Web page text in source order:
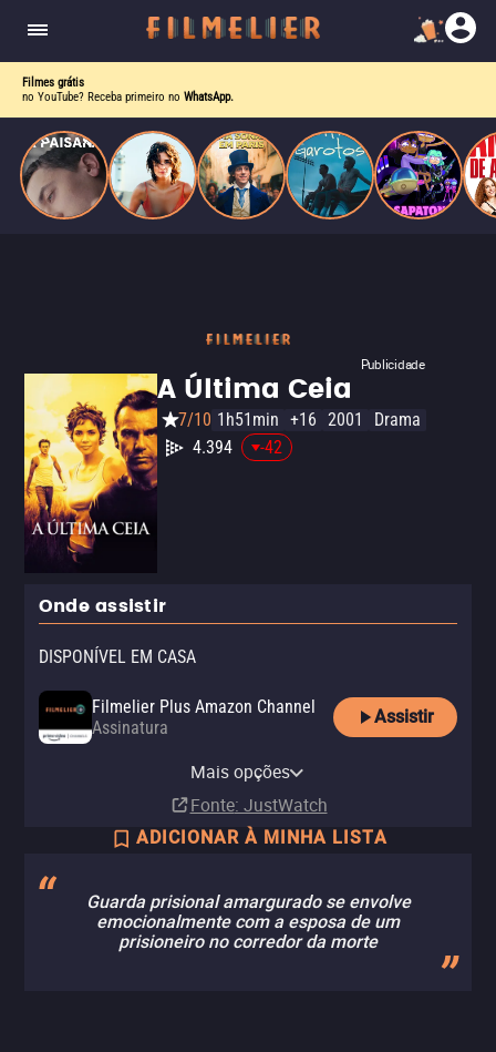
Filmes grátis
no YouTube? Receba primeiro no WhatsApp.
Publicidade
A Última Ceia
7/10 1h51min +16 2001
Drama
4.394
-42
Onde assistir
DISPONÍVEL EM CASA
Filmelier Plus Amazon Channel
Assinatura
Assistir
R$ 14,90
R$ 11,90
R$ 6,90Mais opções
Fonte: JustWatch
ADICIONAR À MINHA LISTA
Guarda prisional amargurado se envolve
emocionalmente com a esposa de um
prisioneiro no corredor da morte
quando se apaixona por um de seus alvos.